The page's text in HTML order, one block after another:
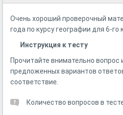
Очень хороший проверочный
года по курсу географии для 6-го
Инструкция к тесту
Прочитайте внимательно вопрос
предложенных вариантов
соответствие.
Количество вопросов в